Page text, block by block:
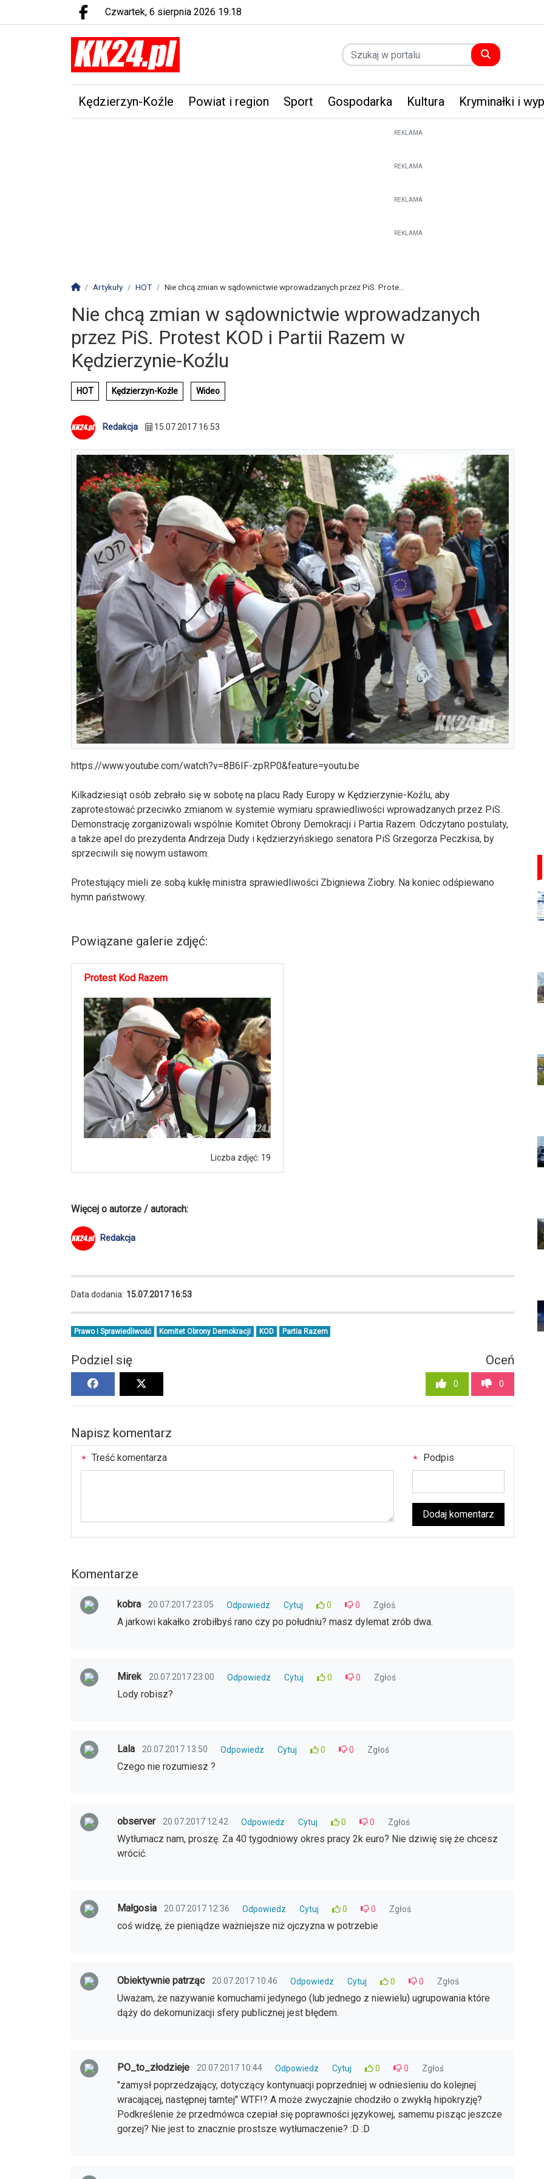
Facebook.com
czwartek, 6 sierpnia 2026 19:18
Kędzierzyn-Koźle Powiat i region Sport Gospodarka Kultura Kryminałki i
REKLAMA
REKLAMA
REKLAMA
REKLAMA
Strona główna
Artykuły HOT Nie chcą zmian w sądownictwie wprowadzanych przez PiS. Prote...
Nie chcą zmian w sądownictwie wprowadzanych
przez PiS. Protest KOD i Partii Razem w
Kędzierzynie-Koźlu
HOT Kędzierzyn-Koźle Wideo
Redakcja 15.07.2017 16:53
https://www.youtube.com/watch?v=8B6IF-zpRP0&feature=youtu.be
Kilkadziesiąt osób zebrało się w sobotę na placu Rady Europy w Kędzierzynie-Koźlu, aby
zaprotestować przeciwko zmianom w systemie wymiaru sprawiedliwości wprowadzanych przez PiS.
Demonstrację zorganizowali wspólnie Komitet Obrony Demokracji i Partia Razem. Odczytano postulaty,
a także apel do prezydenta Andrzeja Dudy i kędzierzyńskiego senatora PiS Grzegorza Peczkisa, by
sprzeciwili się nowym ustawom.
Protestujący mieli ze sobą kukłę ministra sprawiedliwości Zbigniewa Ziobry. Na koniec odśpiewano
hymn państwowy.
Powiązane galerie zdjęć:
Protest Kod Razem
Liczba zdjęć: 19
Więcej o autorze / autorach:
Redakcja
Data dodania: 15.07.2017 16:53
Prawo i Sprawiedliwość Komitet Obrony Demokracji KOD Partia Razem
Podziel się Oceń
0 0
Napisz komentarz
Treść komentarza Podpis
Dodaj komentarz
Komentarze
kobra 20.07.2017 23:05 Odpowiedz Cytuj 0 0 Zgłoś
A jarkowi kakałko zrobiłbyś rano czy po południu? masz dylemat zrób dwa.
Mirek 20.07.2017 23:00 Odpowiedz Cytuj 0 0 Zgłoś
Lody robisz?
Lala 20.07.2017 13:50 Odpowiedz Cytuj 0 0 Zgłoś
Czego nie rozumiesz ?
observer 20.07.2017 12:42 Odpowiedz Cytuj 0 0 Zgłoś
Wytłumacz nam, proszę. Za 40 tygodniowy okres pracy 2k euro? Nie dziwię się że chcesz
wrócić.
Małgosia 20.07.2017 12:36 Odpowiedz Cytuj 0 0 Zgłoś
coś widzę, że pieniądze ważniejsze niż ojczyzna w potrzebie
Obiektywnie patrząc 20.07.2017 10:46 Odpowiedz Cytuj 0 0 Zgłoś
Uważam, że nazywanie komuchami jedynego (lub jednego z niewielu) ugrupowania które
dąży do dekomunizacji sfery publicznej jest błędem.
PO_to_złodzieje 20.07.2017 10:44 Odpowiedz Cytuj 0 0 Zgłoś
"zamysł poprzedzający, dotyczący kontynuacji poprzedniej w odniesieniu do kolejnej
wracającej, następnej tamtej" WTF!? A może zwyczajnie chodziło o zwykłą hipokryzję?
Podkreślenie że przedmówca czepiał się poprawności językowej, samemu pisząc jeszcze
gorzej? Nie jest to znacznie prostsze wytłumaczenie? :D :D